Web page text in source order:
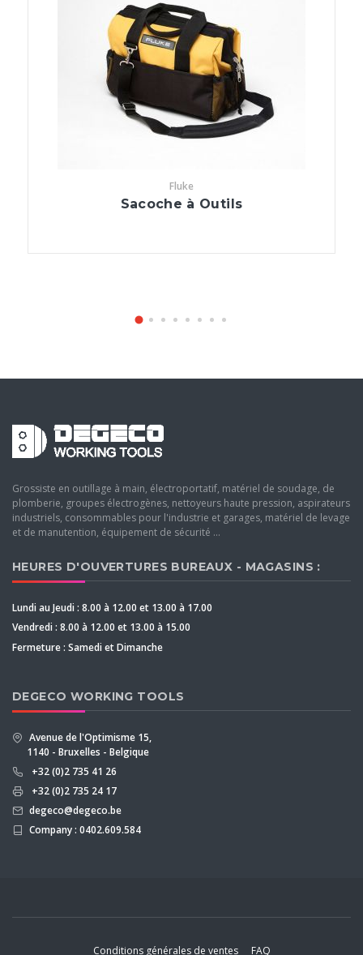
Fluke
Sacoche à Outils
Grossiste en outillage à main, électroportatif, matériel de soudage, de
plomberie, groupes électrogènes, nettoyeurs haute pression, aspirateurs
industriels, consommables pour l'industrie et garages, matériel de levage
et de manutention, équipement de sécurité ...
HEURES D'OUVERTURES BUREAUX - MAGASINS :
Lundi au Jeudi : 8.00 à 12.00 et 13.00 à 17.00
Vendredi : 8.00 à 12.00 et 13.00 à 15.00
Fermeture : Samedi et Dimanche
DEGECO WORKING TOOLS
Avenue de l'Optimisme 15,
1140 - Bruxelles - Belgique
+32 (0)2 735 41 26
+32 (0)2 735 24 17
degeco@degeco.be
Company : 0402.609.584
Conditions générales de ventes FAQ